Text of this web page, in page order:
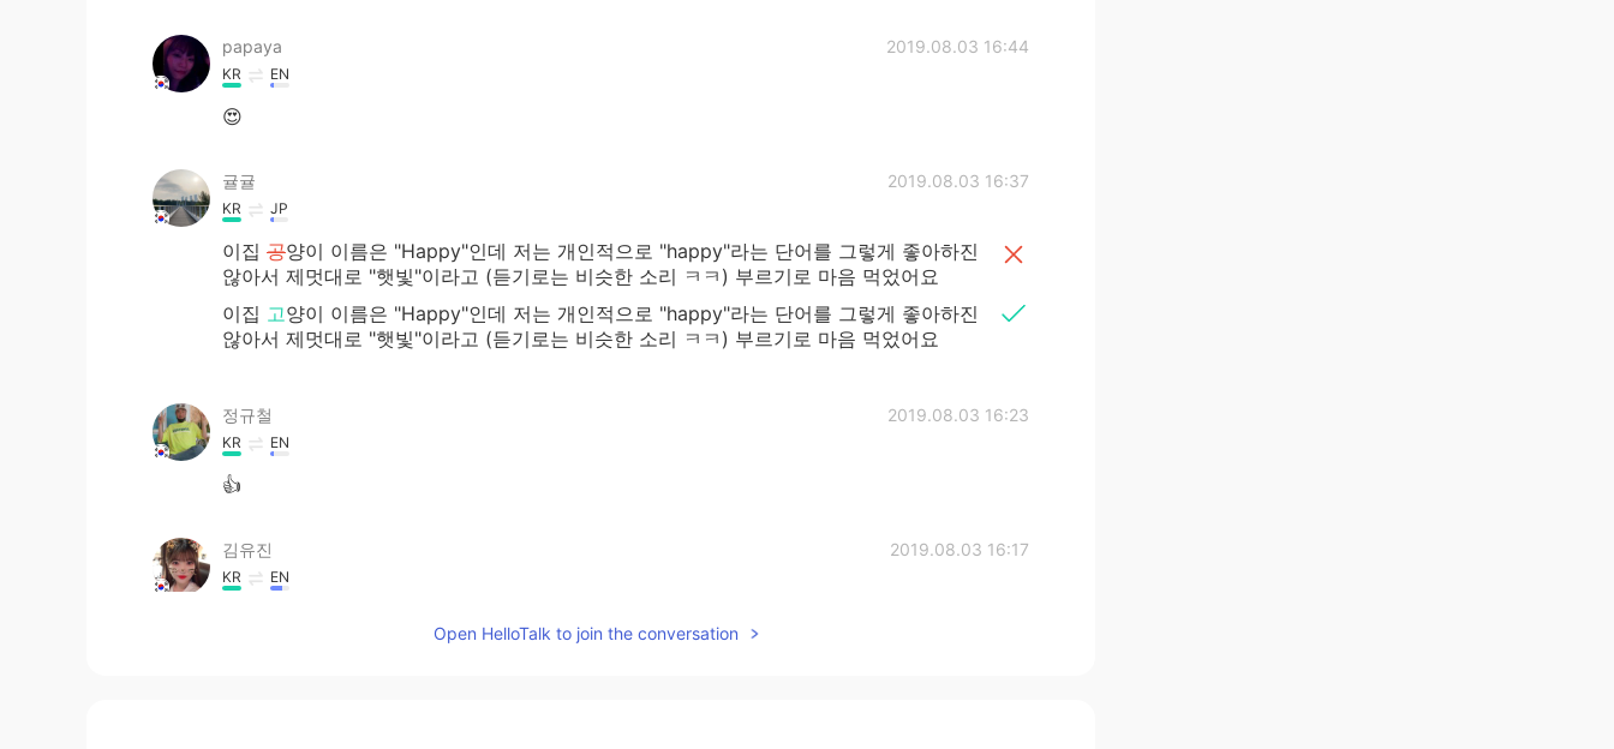
papaya 2019.08.03 16:44
KR EN
😍
귤귤 2019.08.03 16:37
KR JP
이집 공양이 이름은 "Happy"인데 저는 개인적으로 "happy"라는 단어를 그렇게 좋아하진
않아서 제멋대로 "햇빛"이라고 (듣기로는 비슷한 소리 ㅋㅋ) 부르기로 마음 먹었어요
이집 고양이 이름은 "Happy"인데 저는 개인적으로 "happy"라는 단어를 그렇게 좋아하진
않아서 제멋대로 "햇빛"이라고 (듣기로는 비슷한 소리 ㅋㅋ) 부르기로 마음 먹었어요
정규철 2019.08.03 16:23
KR EN
👍
김유진 2019.08.03 16:17
KR EN
Open HelloTalk to join the conversation